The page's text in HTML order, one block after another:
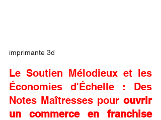
imprimante 3d
Le Soutien Mélodieux et les
Économies d'Échelle : Des
Notes Maîtresses pour ouvrir
un commerce en franchise